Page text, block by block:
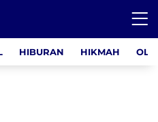
HIBURAN HIKMAH